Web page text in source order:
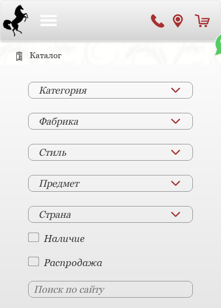
Каталог
Категория
Фабрика
Стиль
Предмет
Страна
Наличие
Распродажа